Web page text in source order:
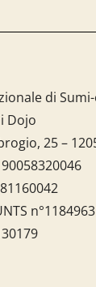
di
Dojo
25 –
90058320046
n°1184963